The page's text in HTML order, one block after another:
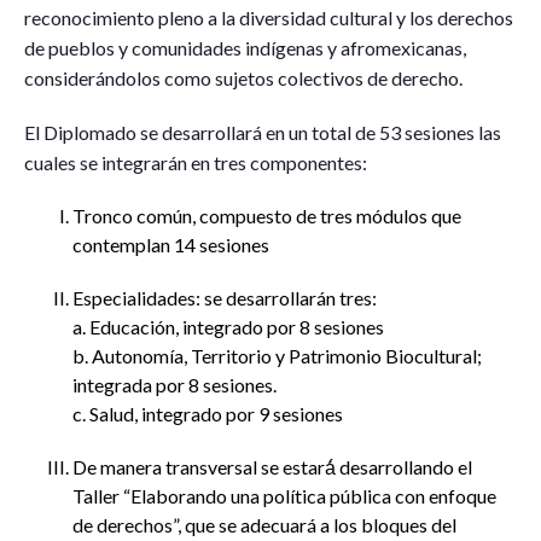
reconocimiento pleno a la diversidad cultural y los derechos
de pueblos y comunidades indígenas y afromexicanas,
considerándolos como sujetos colectivos de derecho.
El Diplomado se desarrollará en un total de 53 sesiones las
cuales se integrarán en tres componentes:
Tronco común, compuesto de tres módulos que
contemplan 14 sesiones
Especialidades: se desarrollarán tres:
a. Educación, integrado por 8 sesiones
b. Autonomía, Territorio y Patrimonio Biocultural;
integrada por 8 sesiones.
c. Salud, integrado por 9 sesiones
De manera transversal se estará́ desarrollando el
Taller “Elaborando una política pública con enfoque
de derechos”, que se adecuará a los bloques del